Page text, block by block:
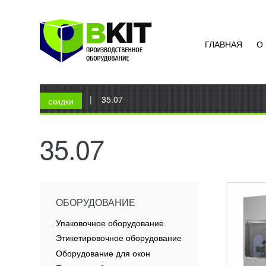
ГЛАВНАЯ О
Вы здесь
Главная | 35.07
35.07
1000ML
Этот
ОБОРУДОВАНИЕ
Упаковочное оборудование
Этикетировочное оборудование
Оборудование для окон
скидки